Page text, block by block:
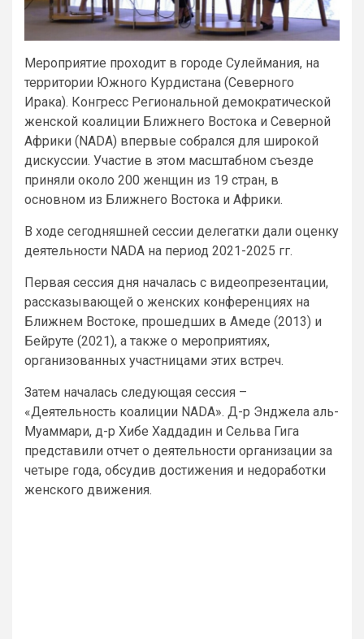
Мероприятие проходит в городе Сулеймания, на
территории Южного Курдистана (Северного
Ирака). Конгресс Региональной демократической
женской коалиции Ближнего Востока и Северной
Африки (NADA) впервые собрался для широкой
дискуссии. Участие в этом масштабном съезде
приняли около 200 женщин из 19 стран, в
основном из Ближнего Востока и Африки.
В ходе сегодняшней сессии делегатки дали оценку
деятельности NADA на период 2021-2025 гг.
Первая сессия дня началась с видеопрезентации,
рассказывающей о женских конференциях на
Ближнем Востоке, прошедших в Амеде (2013) и
Бейруте (2021), а также о мероприятиях,
организованных участницами этих встреч.
Затем началась следующая сессия –
«Деятельность коалиции NADA». Д-р Энджела аль-
Муаммари, д-р Хибе Хаддадин и Сельва Гига
представили отчет о деятельности организации за
четыре года, обсудив достижения и недоработки
женского движения.